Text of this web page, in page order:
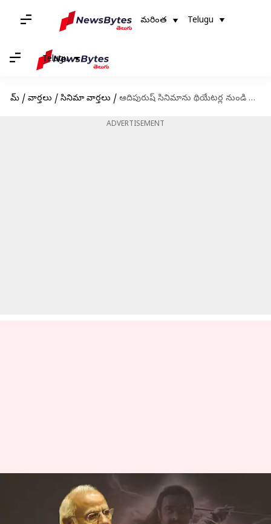
మరింత Telugu
Telugu
హోమ్ / వార్తలు / సినిమా వార్తలు / ఆదిపురుష్ సినిమాను థియేటర్ల నుండి తీసేయాలని ప్రధాని మోదీకి లేఖ
ADVERTISEMENT
ఆదిపురుష్ సినిమాను థియేటర్ల నుండి
తీసేయాలని ప్రధాని మోదీకి లేఖ